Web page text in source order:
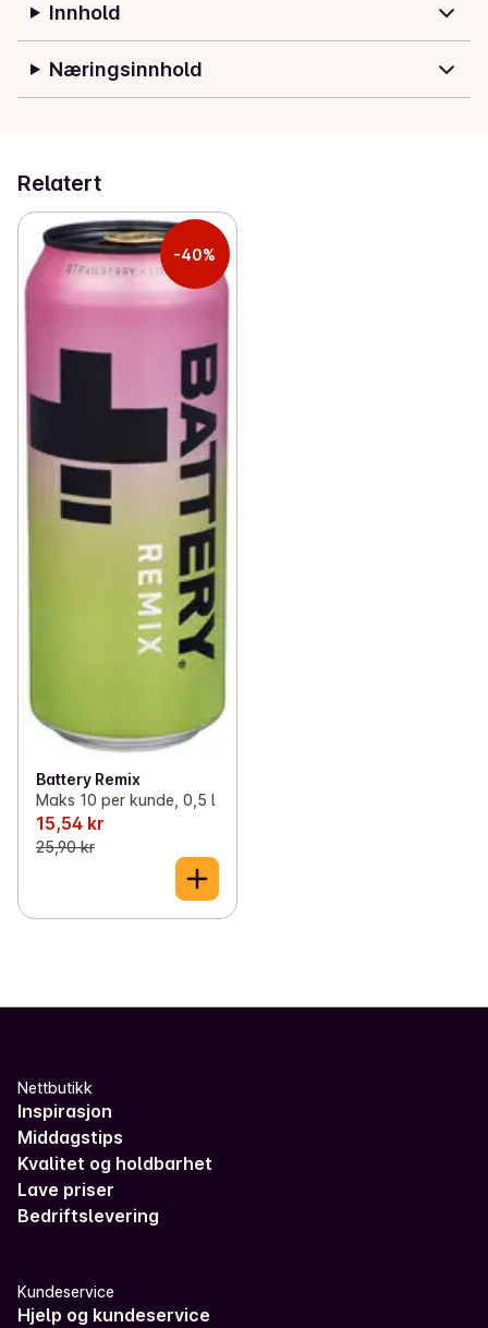
Innhold
Næringsinnhold
Relatert
-40%
Battery Remix
Maks 10 per kunde, 0,5 l
15,54 kr
25,90 kr
Nettbutikk
Inspirasjon
Middagstips
Kvalitet og holdbarhet
Lave priser
Bedriftslevering
Kundeservice
Hjelp og kundeservice